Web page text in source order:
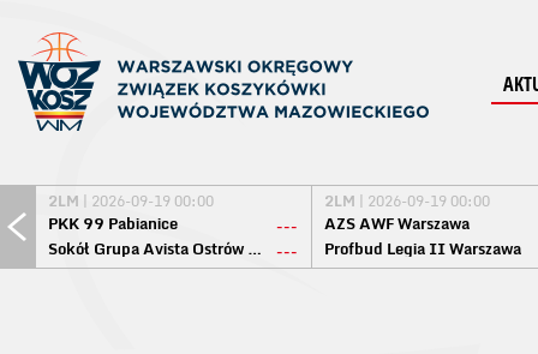
2LM | 2026-09-19 00:00
PKK 99 Pabianice
---
Sokół Grupa Avista Ostrów Maz. ---
2LM | 2026-09-19 00:00
AZS AWF Warszawa
Profbud Legia II Warszawa